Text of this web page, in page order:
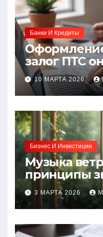
Банки И Кредиты
залог ПТС
без визита
требования
10 МАРТА 2026
Бизнес И Инвестиции
Музыка
принципы
3 МАРТА 2026